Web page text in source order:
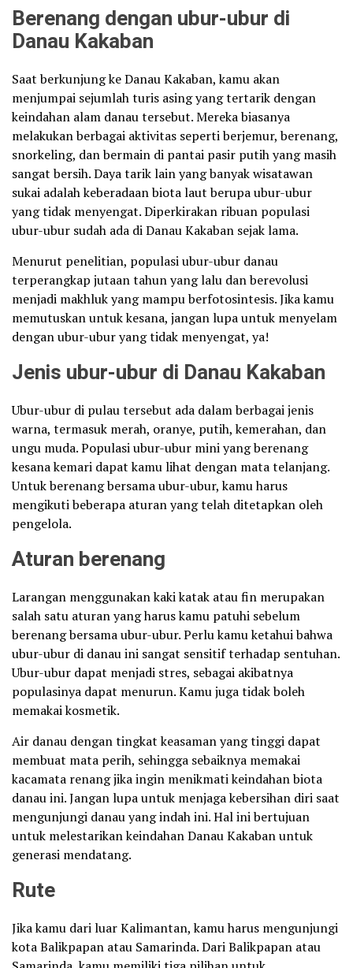
Berenang dengan ubur-ubur di
Danau Kakaban
Saat berkunjung ke Danau Kakaban, kamu akan
menjumpai sejumlah turis asing yang tertarik dengan
keindahan alam danau tersebut. Mereka biasanya
melakukan berbagai aktivitas seperti berjemur, berenang,
snorkeling, dan bermain di pantai pasir putih yang masih
sangat bersih. Daya tarik lain yang banyak wisatawan
sukai adalah keberadaan biota laut berupa ubur-ubur
yang tidak menyengat. Diperkirakan ribuan populasi
ubur-ubur sudah ada di Danau Kakaban sejak lama.
Menurut penelitian, populasi ubur-ubur danau
terperangkap jutaan tahun yang lalu dan berevolusi
menjadi makhluk yang mampu berfotosintesis. Jika kamu
memutuskan untuk kesana, jangan lupa untuk menyelam
dengan ubur-ubur yang tidak menyengat, ya!
Jenis ubur-ubur di Danau Kakaban
Ubur-ubur di pulau tersebut ada dalam berbagai jenis
warna, termasuk merah, oranye, putih, kemerahan, dan
ungu muda. Populasi ubur-ubur mini yang berenang
kesana kemari dapat kamu lihat dengan mata telanjang.
Untuk berenang bersama ubur-ubur, kamu harus
mengikuti beberapa aturan yang telah ditetapkan oleh
pengelola.
Aturan berenang
Larangan menggunakan kaki katak atau fin merupakan
salah satu aturan yang harus kamu patuhi sebelum
berenang bersama ubur-ubur. Perlu kamu ketahui bahwa
ubur-ubur di danau ini sangat sensitif terhadap sentuhan.
Ubur-ubur dapat menjadi stres, sebagai akibatnya
populasinya dapat menurun. Kamu juga tidak boleh
memakai kosmetik.
Air danau dengan tingkat keasaman yang tinggi dapat
membuat mata perih, sehingga sebaiknya memakai
kacamata renang jika ingin menikmati keindahan biota
danau ini. Jangan lupa untuk menjaga kebersihan diri saat
mengunjungi danau yang indah ini. Hal ini bertujuan
untuk melestarikan keindahan Danau Kakaban untuk
generasi mendatang.
Rute
Jika kamu dari luar Kalimantan, kamu harus mengunjungi
kota Balikpapan atau Samarinda. Dari Balikpapan atau